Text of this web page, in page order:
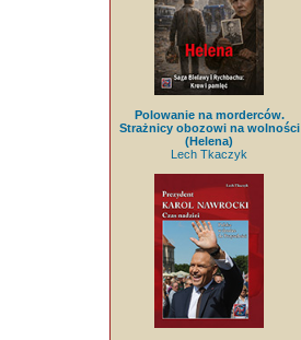
Polowanie na morderców.
Strażnicy obozowi na wolności
(Helena)
Lech Tkaczyk